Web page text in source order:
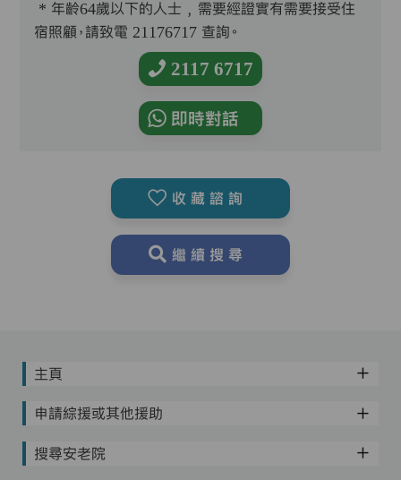
* 年齡64歲以下的人士﹐需要經證實有需要接受住
宿照顧，請致電 21176717 查詢。
2117 6717
即時對話
收藏諮詢
繼續搜尋
主頁
申請綜援或其他援助
搜尋安老院